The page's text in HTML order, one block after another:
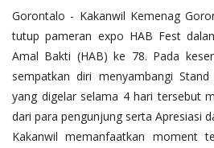
Gorontalo - Kakanwil Kemenag
tutup pameran expo HAB Fest
Amal Bakti (HAB) ke 78. Pada
sempatkan diri menyambangi
yang digelar selama 4 hari tersebut
dari para pengunjung serta Apresiasi
Kakanwil memanfaatkan moment